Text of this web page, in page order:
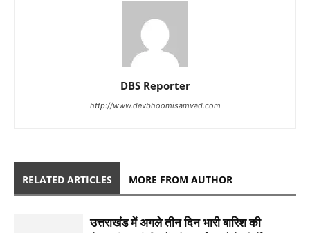
DBS Reporter
http://www.devbhoomisamvad.com
RELATED ARTICLES MORE FROM AUTHOR
उत्तराखंड में अगले तीन दिन भारी बारिश की